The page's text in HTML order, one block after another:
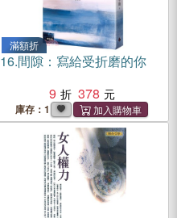
滿額折
16.間隙：寫給受折磨的你
9
378
庫存：1